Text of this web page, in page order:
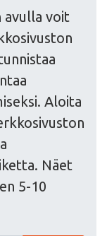
avulla voit
Aloita
Näet
5-10